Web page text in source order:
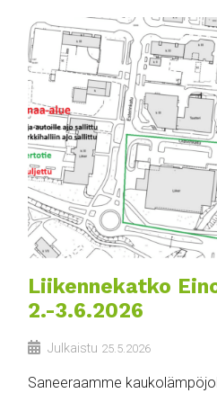
Liikennekatko
2.-3.6.2026
Julkaistu 25.5.2026
Saneeraamme